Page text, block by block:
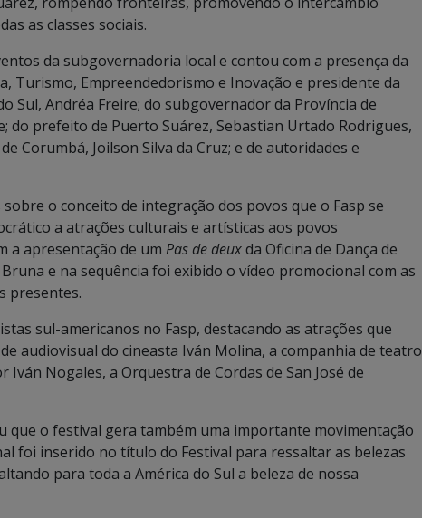
as classes sociais.
da subgovernadoria local e contou com a presença da
Turismo, Empreendedorismo e Inovação e presidente da
Sul, Andréa Freire; do subgovernador da Província de
do prefeito de Puerto Suárez, Sebastian Urtado Rodrigues,
Corumbá, Joilson Silva da Cruz; e de autoridades e
o conceito de integração dos povos que o Fasp se
a atrações culturais e artísticas aos povos
a apresentação de um Pas de deuxda Oficina de Dança de
e na sequência foi exibido o vídeo promocional com as
presentes.
sul-americanos no Fasp, destacando as atrações que
audiovisual do cineasta Iván Molina, a companhia de teatro
Nogales, a Orquestra de Cordas de San José de
que o festival gera também uma importante movimentação
foi inserido no título do Festival para ressaltar as belezas
para toda a América do Sul a beleza de nossa